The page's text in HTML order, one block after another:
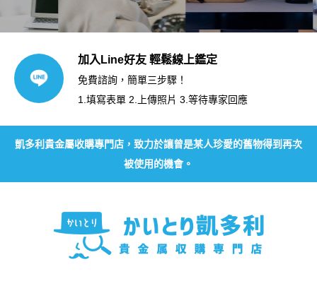
加入Line好友 輕鬆線上鑑定
免費諮詢，簡單三步驟！
1.填寫表單 2.上傳照片 3.等待專家回應
凱多利貴金屬收購專門店，致力於讓曾是某人珍愛的舊物得到再次
被使用的機會。